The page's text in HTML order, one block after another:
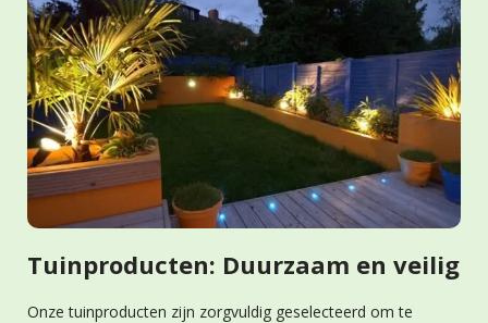
Tuinproducten: Duurzaam en veilig
Onze tuinproducten zijn zorgvuldig geselecteerd om te